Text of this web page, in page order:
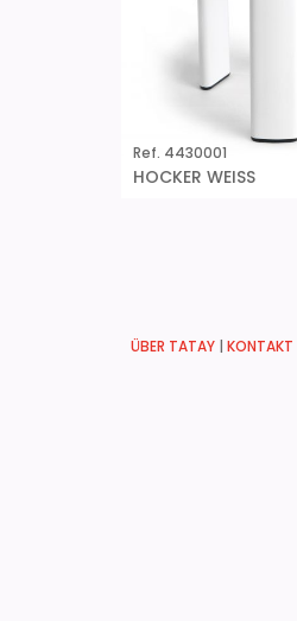
Ref. 4430001
HOCKER WEISS
ÜBER TATAY| KONTAKT